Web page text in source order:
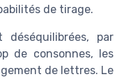
de tirage.
par
de consonnes, les
de lettres. Le